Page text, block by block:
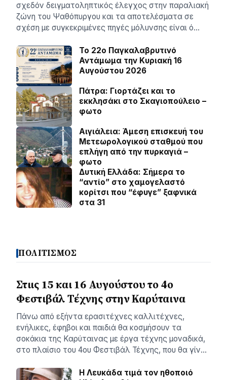
σχεδόν δειγματοληπτικός έλεγχος στην παραλιακή
ζώνη του Ψαθόπυργου και τα αποτελέσματα σε
σχέση με συγκεκριμένες πηγές μόλυνσης είναι ό…
Το 22ο Παγκαλαβρυτινό
Αντάμωμα την Κυριακή 16
Αυγούστου 2026
Πάτρα: Γιορτάζει και το
εκκλησάκι στο Σκαγιοπούλειο –
φωτο
Αιγιάλεια: Άμεση επισκευή του
Μετεωρολογικού σταθμού που
επλήγη από την πυρκαγιά –
φωτο
Δυτική Ελλάδα: Σήμερα το
“αντίο” στο χαμογελαστό
κορίτσι που “έφυγε” ξαφνικά
στα 31
ΠΟΛΙΤΙΣΜΟΣ
Στιις 15 και 16 Αυγούστου το 4ο
Φεστιβάλ Τέχνης στην Καρύταινα
Πάνω από εξήντα ερασιτέχνες καλλιτέχνες,
ενήλικες, έφηβοι και παιδιά θα κοσμήσουν τα
σοκάκια της Καρύταινας με έργα τέχνης μοναδικά,
στο πλαίσιο του 4ου Φεστιβάλ Τέχνης, που θα γίν…
Η Λευκάδα τιμά τον ηθοποιό